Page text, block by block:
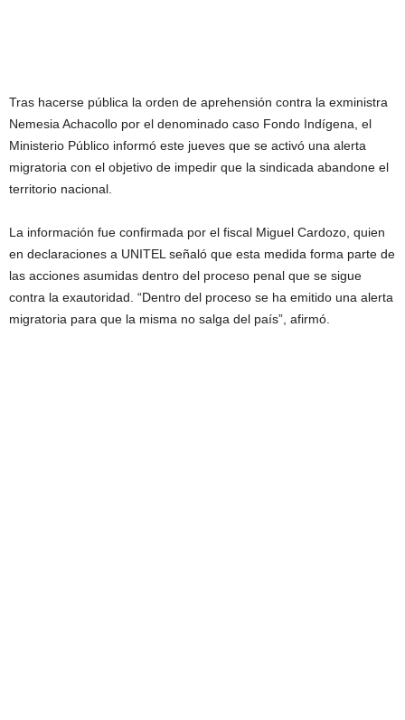
Tras hacerse pública la orden de aprehensión contra la exministra
Nemesia Achacollo por el denominado caso Fondo Indígena, el
Ministerio Público informó este jueves que se activó una alerta
migratoria con el objetivo de impedir que la sindicada abandone el
territorio nacional.
La información fue confirmada por el fiscal Miguel Cardozo, quien
en declaraciones a UNITEL señaló que esta medida forma parte de
las acciones asumidas dentro del proceso penal que se sigue
contra la exautoridad. “Dentro del proceso se ha emitido una alerta
migratoria para que la misma no salga del país”, afirmó.